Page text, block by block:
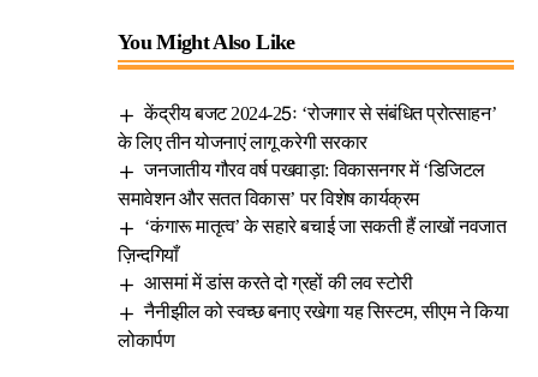
You Might Also Like
केंद्रीय बजट 2024-25ः ‘रोजगार से संबंधित प्रोत्साहन’
के लिए तीन योजनाएं लागू करेगी सरकार
जनजातीय गौरव वर्ष पखवाड़ा: विकासनगर में ‘डिजिटल
समावेशन और सतत विकास’ पर विशेष कार्यक्रम
‘कंगारू मातृत्व’ के सहारे बचाई जा सकती हैं लाखों नवजात
ज़िन्दगियाँ
आसमां में डांस करते दो ग्रहों की लव स्टोरी
नैनीझील को स्वच्छ बनाए रखेगा यह सिस्टम, सीएम ने किया
लोकार्पण